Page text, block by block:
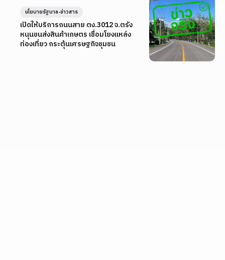
เปิดให้บริการถนนสาย ตง.3012 จ.ตรัง
หนุนขนส่งสินค้าเกษตร เชื่อมโยงแหล่ง
ท่องเที่ยว กระตุ้นเศรษฐกิจชุมชน
นโยบายรัฐบาล-ข่าวสาร